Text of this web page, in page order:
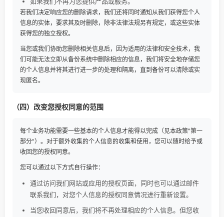
若我们决定响应您的删除请求，我们还将同时通知从我们获得您个人
信息的实体，要求其及时删除，除非法律法规另有规定，或这些实体
获得您的独立授权。
当您或我们协助您删除相关信息后，因为适用的法律和安全技术，我
们可能无法立即从备份系统中删除相应的信息，我们将安全地存储您
的个人信息并将其进行进一步的处理和隔离，直到备份可以清除或实
现匿名。
（四）改变您授权同意的范围
每个业务功能需要一些基本的个人信息才能得以完成（见本政策"第一
部分"）。对于额外收集的个人信息的收集和使用，您可以随时给予或
收回您的授权同意。
您可以通过以下方式自行操作：
通过访问我们网站或应用的授权页面，同时也可以通过邮件
联系我们，对您个人信息的授权同意情况进行重新设置。
当您收回同意后，我们将不再处理相应的个人信息。但您收